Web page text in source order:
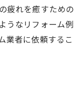
れを癒すため
なリフォーム
者に依頼する